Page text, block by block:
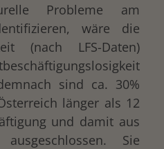
Probleme am
wäre die
(nach LFS-Daten)
sind ca. 30%
länger als 12
und damit aus
Sie